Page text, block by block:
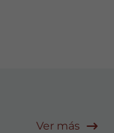
Ver más